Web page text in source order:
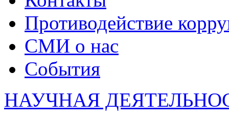
Противодействие
СМИ о нас
События
НАУЧНАЯ